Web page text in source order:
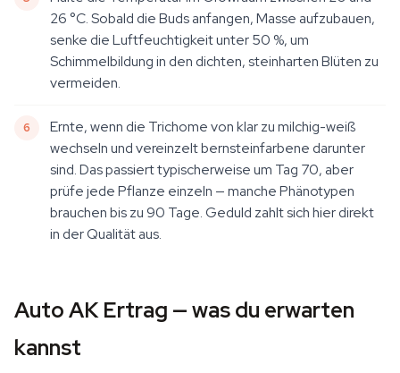
26 °C. Sobald die Buds anfangen, Masse aufzubauen,
senke die Luftfeuchtigkeit unter 50 %, um
Schimmelbildung in den dichten, steinharten Blüten zu
vermeiden.
Ernte, wenn die Trichome von klar zu milchig-weiß
wechseln und vereinzelt bernsteinfarbene darunter
sind. Das passiert typischerweise um Tag 70, aber
prüfe jede Pflanze einzeln — manche Phänotypen
brauchen bis zu 90 Tage. Geduld zahlt sich hier direkt
in der Qualität aus.
Auto AK Ertrag — was du erwarten
kannst